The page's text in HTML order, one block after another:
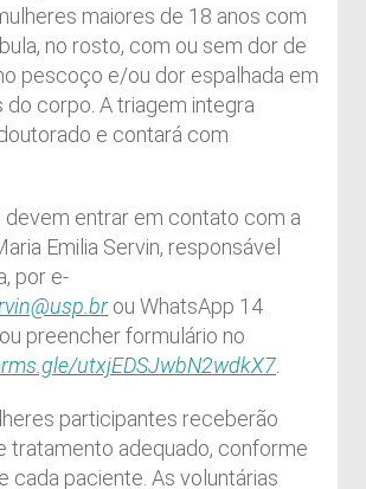
maiores de 18 anos com
no rosto, com ou sem dor de
pescoço e/ou dor espalhada em
do corpo. A triagem integra
e contará com
devem entrar em contato com a
Emilia Servin, responsável
por e-
ou WhatsApp 14
preencher formulário no
utxjEDSJwbN2wdkX7
participantes receberão
tratamento adequado, conforme
cada paciente. As voluntárias